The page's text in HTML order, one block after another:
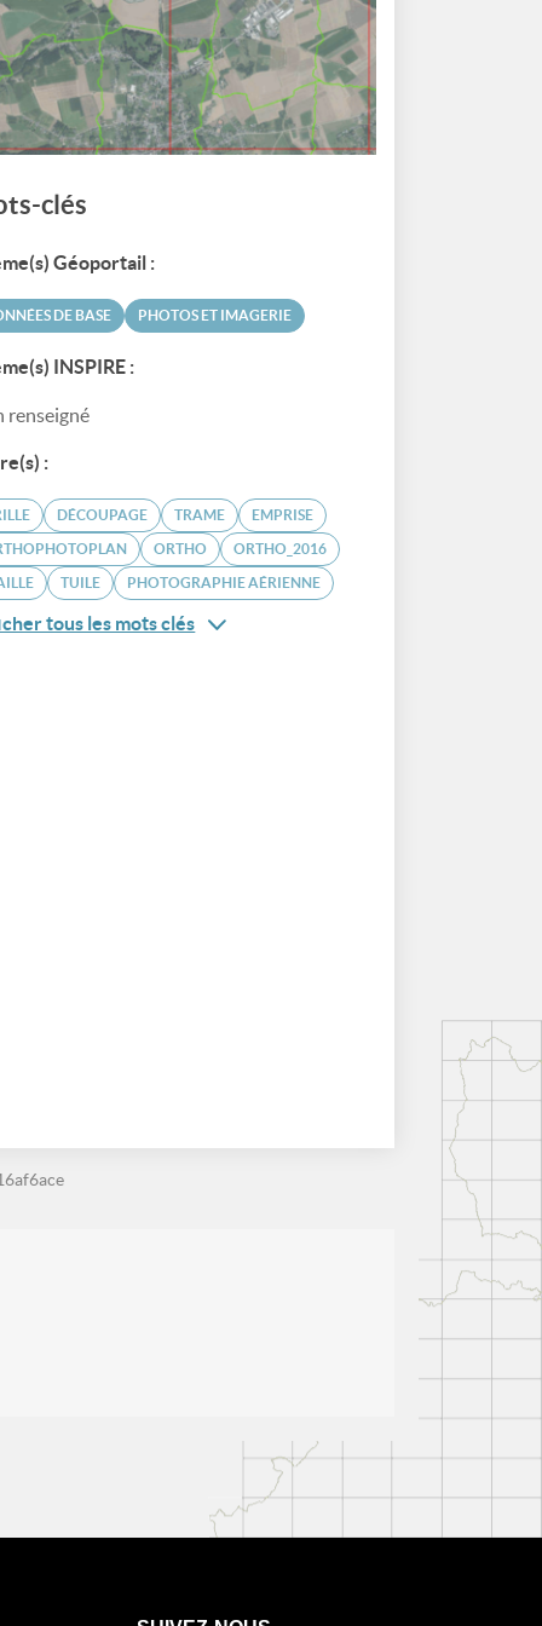
clés
Géoportail :
DE BASE PHOTOS ET IMAGERIE
INSPIRE :
renseigné
:
DÉCOUPAGE TRAME EMPRISE
ORTHO ORTHO_2016
TUILE PHOTOGRAPHIE AÉRIENNE
tous les mots clés